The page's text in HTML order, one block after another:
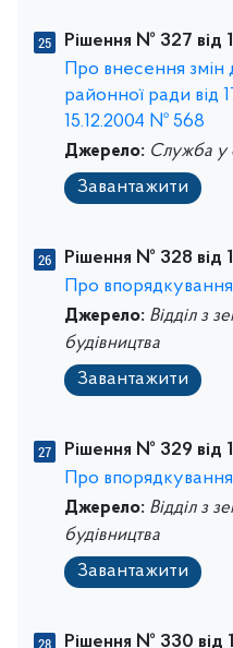
Рішення № 327 від
Про внесення змін
районної ради від
15.12.2004 № 568
Джерело: Служба у
Завантажити
Рішення № 328 від
Про
Джерело: Відділ з
будівництва
Завантажити
Рішення № 329 від
Про
Джерело: Відділ з
будівництва
Завантажити
Рішення № 330 від